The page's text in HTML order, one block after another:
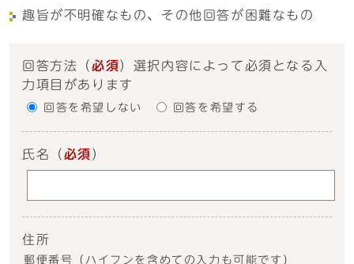
趣旨が不明確なもの、その他回答が困難なもの
回答方法 （ 必須 ）選択内容によって必須となる入
力項目があります
回答を希望しない 回答を希望する
氏名 （ 必須 ）
住所
郵便番号（ハイフンを含めての入力も可能です）